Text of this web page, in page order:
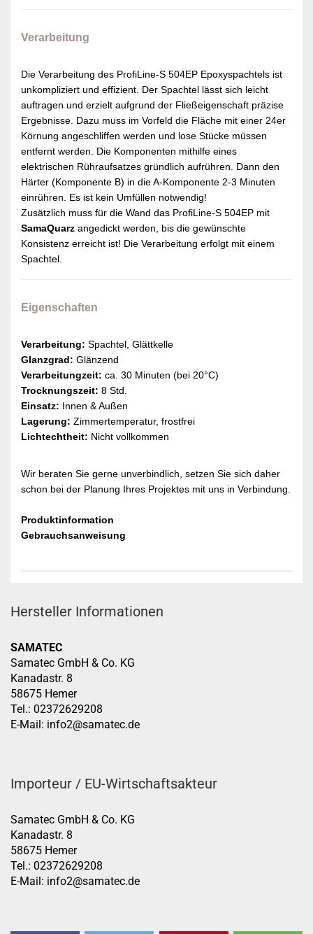
Verarbeitung
Die Verarbeitung des ProfiLine-S 504EP Epoxyspachtels ist
unkompliziert und effizient. Der Spachtel lässt sich leicht
auftragen und erzielt aufgrund der Fließeigenschaft präzise
Ergebnisse. Dazu muss im Vorfeld die Fläche mit einer 24er
Körnung angeschliffen werden und lose Stücke müssen
entfernt werden. Die Komponenten mithilfe eines
elektrischen Rühraufsatzes gründlich aufrühren. Dann den
Härter (Komponente B) in die A-Komponente 2-3 Minuten
einrühren. Es ist kein Umfüllen notwendig!
Zusätzlich muss für die Wand das ProfiLine-S 504EP mit
SamaQuarz angedickt werden, bis die gewünschte
Konsistenz erreicht ist! Die Verarbeitung erfolgt mit einem
Spachtel.
Eigenschaften
Verarbeitung: Spachtel, Glättkelle
Glanzgrad: Glänzend
Verarbeitungzeit: ca. 30 Minuten (bei 20°C)
Trocknungszeit: 8 Std.
Einsatz: Innen & Außen
Lagerung: Zimmertemperatur, frostfrei
Lichtechtheit: Nicht vollkommen
Wir beraten Sie gerne unverbindlich, setzen Sie sich daher
schon bei der Planung Ihres Projektes mit uns in Verbindung.
Produktinformation
Gebrauchsanweisung
Hersteller Informationen
SAMATEC
Samatec GmbH & Co. KG
Kanadastr. 8
58675 Hemer
Tel.: 02372629208
E-Mail: info2@samatec.de
Importeur / EU-Wirtschaftsakteur
Samatec GmbH & Co. KG
Kanadastr. 8
58675 Hemer
Tel.: 02372629208
E-Mail: info2@samatec.de